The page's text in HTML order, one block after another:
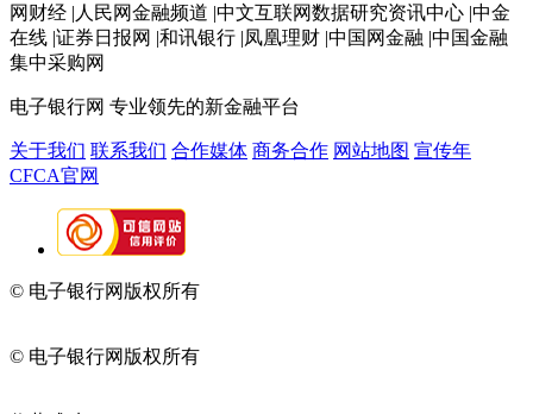
网财经 |人民网金融频道 |中文互联网数据研究资讯中心 |中金
在线 |证券日报网 |和讯银行 |凤凰理财 |中国网金融 |中国金融
集中采购网
电子银行网 专业领先的新金融平台
关于我们 联系我们 合作媒体 商务合作 网站地图 宣传年
CFCA官网
© 电子银行网版权所有
© 电子银行网版权所有